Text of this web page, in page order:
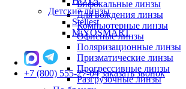
Бифокальные линзы
Для вождения линзы
Компьютерные линзы
Офисные линзы
Поляризационные линзы
Призматические линзы
Прогрессивные линзы
Разгрузочные линзы
Детские линзы
Stellest
MiYOSMART
+7 (800) 555-27-04 заказать звонок